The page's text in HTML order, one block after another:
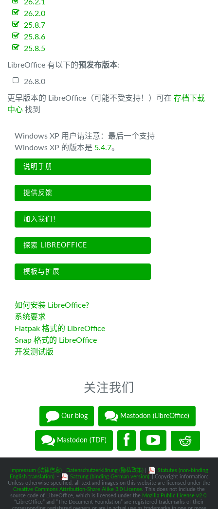
26.2.1
26.2.0
25.8.7
25.8.6
25.8.5
LibreOffice 有以下的预发布版本:
26.8.0
更早版本的 LibreOffice（可能不受支持！）可在 存档下载
中心 找到
Windows XP 用户请注意：最后一个支持
Windows XP 的版本是 5.4.7。
说明手册
提供反馈
加入我们！
探索 LIBREOFFICE
模板与扩展
如何安装 LibreOffice?
系统要求
Flatpak 格式的 LibreOffice
Snap 格式的 LibreOffice
开发测试版
关注我们
Our blog Mastodon (LibreOffice)
Mastodon (TDF)
Impressum (法律信息)| Datenschutzerklärung (隐私政策)|
Statutes (non-binding
English translation) - Satzung (binding German version)
| Copyright information:
Unless otherwise specified, all text and images on this website are licensed under the
Creative Commons Attribution-Share Alike 3.0 License . This does not include the
source code of LibreOffice, which is licensed under the Mozilla Public License v2.0
“LibreOffice” and “The Document Foundation” are registered trademarks of their